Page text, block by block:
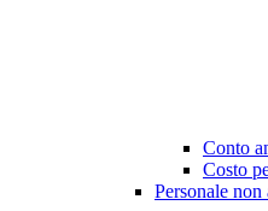
Conto
Costo
Personale